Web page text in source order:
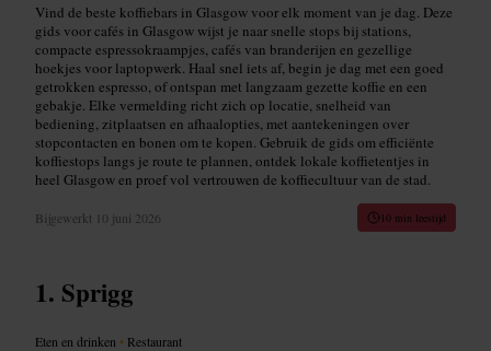
Vind de beste koffiebars in Glasgow voor elk moment van je dag. Deze
gids voor cafés in Glasgow wijst je naar snelle stops bij stations,
compacte espressokraampjes, cafés van branderijen en gezellige
hoekjes voor laptopwerk. Haal snel iets af, begin je dag met een goed
getrokken espresso, of ontspan met langzaam gezette koffie en een
gebakje. Elke vermelding richt zich op locatie, snelheid van
bediening, zitplaatsen en afhaalopties, met aantekeningen over
stopcontacten en bonen om te kopen. Gebruik de gids om efficiënte
koffiestops langs je route te plannen, ontdek lokale koffietentjes in
heel Glasgow en proef vol vertrouwen de koffiecultuur van de stad.
Bijgewerkt 10 juni 2026 10 min leestijd
Sprigg
Eten en drinken • Restaurant